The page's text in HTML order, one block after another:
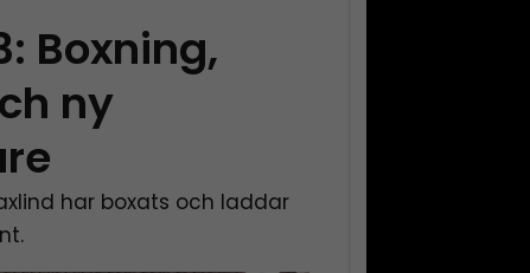
Boxning,
ny
har boxats och laddar